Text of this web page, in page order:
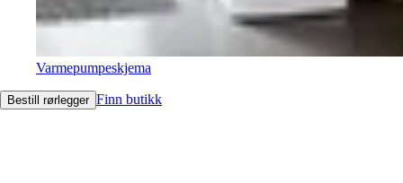
Varmepumpeskjema
Bestill rørlegger Finn butikk